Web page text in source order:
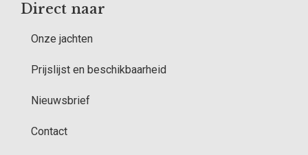
Direct naar
Onze jachten
Prijslijst en beschikbaarheid
Nieuwsbrief
Contact